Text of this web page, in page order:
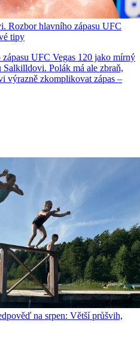
Rozbor hlavního zápasu UFC
tipy
UFC Vegas 120 jako mírný
Polák má ale zbraň,
výrazně zkomplikovat zápas –
na srpen: Větší průšvih,